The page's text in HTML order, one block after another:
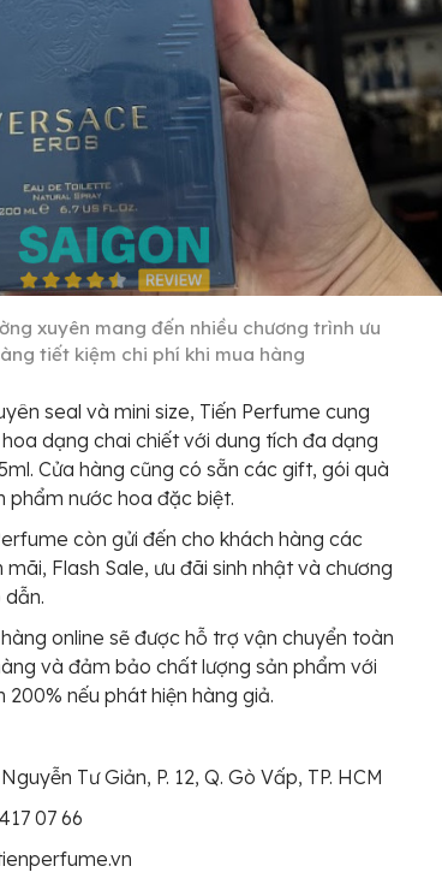
xuyên mang đến nhiều chương trình ưu
tiết kiệm chi phí khi mua hàng
seal và mini size, Tiến Perfume cung
dạng chai chiết với dung tích đa dạng
Cửa hàng cũng có sẵn các gift, gói quà
phẩm nước hoa đặc biệt.
còn gửi đến cho khách hàng các
Flash Sale, ưu đãi sinh nhật và chương
dẫn.
online sẽ được hỗ trợ vận chuyển toàn
và đảm bảo chất lượng sản phẩm với
200% nếu phát hiện hàng giả.
Tư Giản, P. 12, Q. Gò Vấp, TP. HCM
07 66